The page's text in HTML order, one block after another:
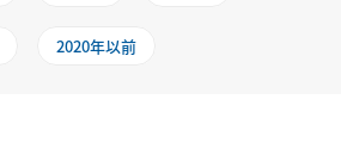
2020年以前